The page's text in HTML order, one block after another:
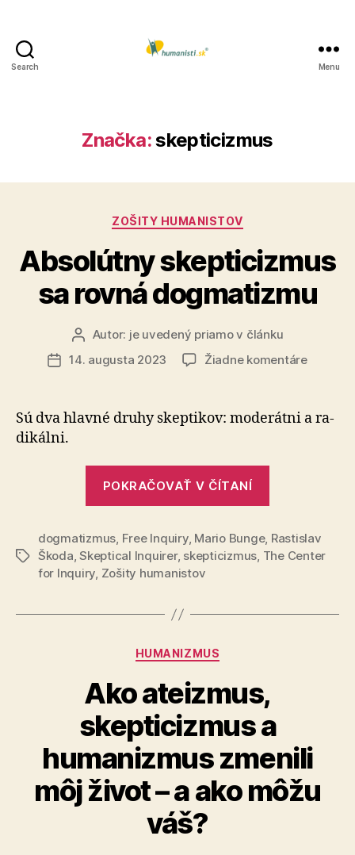
Search Menu
Značka:skepticizmus
Kategórie
ZOŠITY HUMANISTOV
Absolútny skepticizmus
sa rovná dogmatizmu
Autor
článku
Autor: je uvedený priamo v článku
Dátum
14. augusta 2023 Žiadne komentárena
Sú dva hlavné druhy skep­ti­kov: mo­de­rátni a ra­
di­kálni.
POKRAČOVAŤ V ČÍTANÍ
rovná
Značky
dogmatizmus, Free Inquiry, Mario Bunge, Rastislav
Škoda,Skeptical Inquirer, skepticizmus, The Center
for Inquiry, Zošity humanistov
Kategórie
HUMANIZMUS
Ako ateizmus,
skepticizmus a
humanizmus zmenili
môj život – a ako môžu
váš?